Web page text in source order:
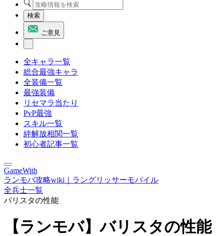
検索
ご意見
全キャラ一覧
総合最強キャラ
全装備一覧
最強装備
リセマラ当たり
PvP最強
スキル一覧
絆解放相関一覧
初心者記事一覧
GameWith
ランモバ攻略wiki｜ラングリッサーモバイル
全兵士一覧
バリスタの性能
【ランモバ】バリスタの性能